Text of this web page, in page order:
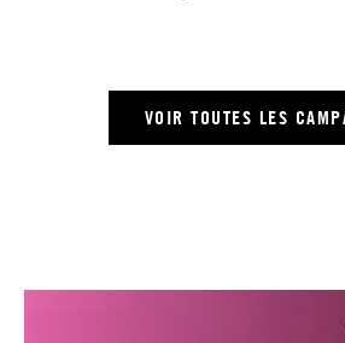
VOIR TOUTES LES